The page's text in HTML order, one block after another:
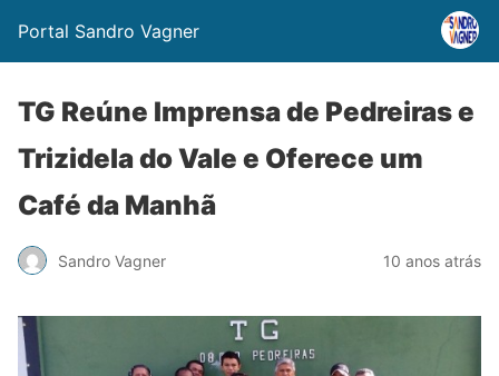
Portal Sandro Vagner
TG Reúne Imprensa de Pedreiras e
Trizidela do Vale e Oferece um
Café da Manhã
Sandro Vagner 10 anos atrás